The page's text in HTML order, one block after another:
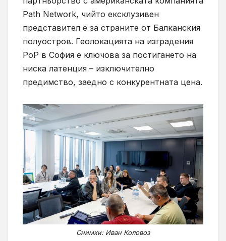
Path Network, чийто ексклузивен
представител е за страните от Балканския
полуостров. Геолокацията на изградения
PoP в София е ключова за постигането на
ниска латенция – изключително
предимство, заедно с конкурентната цена.
Снимки: Иван Коловоз